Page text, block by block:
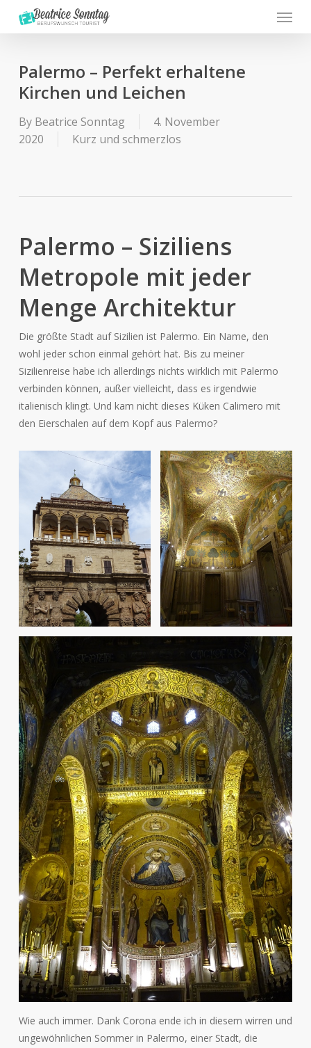
Menu
Palermo – Perfekt erhaltene
Kirchen und Leichen
By Beatrice Sonntag
4. November
2020
Kurz und schmerzlos
Palermo – Siziliens
Metropole mit jeder
Menge Architektur
Die größte Stadt auf Sizilien ist Palermo. Ein Name, den
wohl jeder schon einmal gehört hat. Bis zu meiner
Sizilienreise habe ich allerdings nichts wirklich mit Palermo
verbinden können, außer vielleicht, dass es irgendwie
italienisch klingt. Und kam nicht dieses Küken Calimero mit
den Eierschalen auf dem Kopf aus Palermo?
Wie auch immer. Dank Corona ende ich in diesem wirren und
ungewöhnlichen Sommer in Palermo, einer Stadt, die